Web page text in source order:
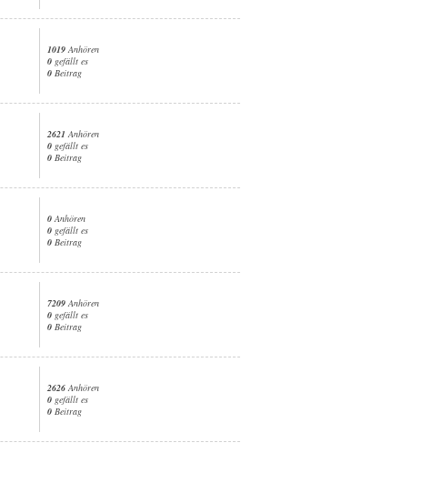
1019 Anhören
0 gefällt es
0 Beitrag
2621 Anhören
0 gefällt es
0 Beitrag
0 Anhören
0 gefällt es
0 Beitrag
7209 Anhören
0 gefällt es
0 Beitrag
2626 Anhören
0 gefällt es
0 Beitrag